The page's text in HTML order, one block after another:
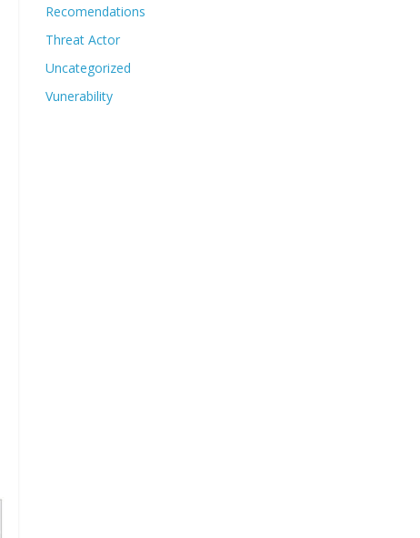
Recomendations
Threat Actor
Uncategorized
Vunerability